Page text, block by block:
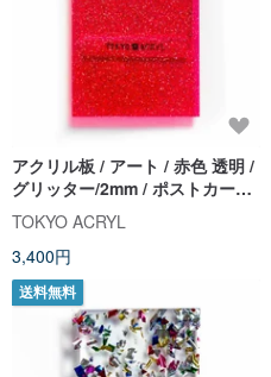
アクリル板 / アート / 赤色 透明 /
グリッター/2mm / ポストカード
サイズ
TOKYO ACRYL
3,400円
送料無料